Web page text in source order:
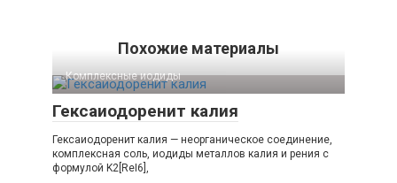
Похожие материалы
Комплексные иодиды‎
Гексаиодоренит калия
Гексаиодоренит калия — неорганическое соединение,
комплексная соль, иодиды металлов калия и рения с
формулой K2[ReI6],